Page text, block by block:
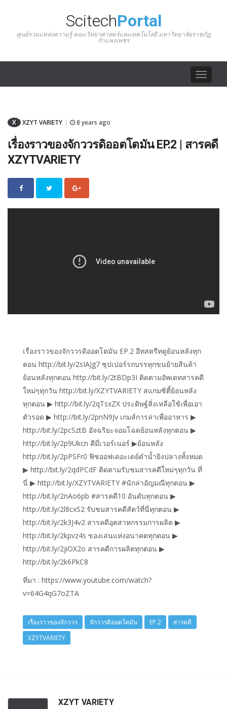
ScitechPortal
ศูนย์รวมแหล่งความรู้ คณะวิทยาศาสตร์และเทคโนโลยี มหาวิทยาลัยราชภัฏ
กำแพงเพชร
Toggle
X XZYT VARIETY 8 years ago
เรื่องราวของจักววรดิออตโตมัน EP.2 | สารคดี
XZYTVARIETY
เรื่องราวของจักววรดิออตโตมัน EP.2 อีทสตรีทดูย้อนหลังทุก
ตอน http://bit.ly/2sIAJg7 ซุปเปอร์รถบรรทุกขนย้ายสินค้า
ย้อนหลังทุกตอน http://bit.ly/2tBDp3I ติดตามอัพเดทสารคดี
ใหม่ๆทุกวัน http://bit.ly/XZYTVARIETY สแกมซิตี้ย้อนหลัง
ทุกตอน ▶ http://bit.ly/2qTsxZX ประดิษฐ์สิ่งเหลือใช้เพื่อเอา
ตัวรอด ▶ http://bit.ly/2pnN9Jv เกมส์การล่าเพื่ออาหาร ▶
http://bit.ly/2pcSztB อัจฉริยะจอมโฉดย้อนหลังทุกตอน ▶
http://bit.ly/2p9Ukcn คีมี่เวอร์เนอร์ ▶ย้อนหลัง
http://bit.ly/2pPSFr0 ฟิชออฟเดอะเดย์ดำน้ำยิงปลางทั้งหมด
▶ http://bit.ly/2qdPCdF ติดตามรับชมสารคดีใหม่ๆทุกวัน ที่
นี่ ▶ http://bit.ly/XZYTVARIETY #นักล่าอัญมณีทุกตอน ▶
http://bit.ly/2nAo6pb #สารคดี10 อันดับทุกตอน ▶
http://bit.ly/2l8cxS2 รับชมสารคดีสัตว์ที่นี่ทุกตอน ▶
http://bit.ly/2k3J4v2 สารคดีอุตสาหกรรมการผลิต ▶
http://bit.ly/2kpvz4s ของเล่นแห่งอนาคตทุกตอน ▶
http://bit.ly/2jiOX2o สารคดีการผลิตทุกตอน ▶
http://bit.ly/2k6PkC8
ที่มา : https://www.youtube.com/watch?
v=64G4qG7oZTA
เรื่องราวของจักววร จักววรดิออตโตมัน EP.2
สารคดี
XZYTVARIETY
XZYT VARIETY